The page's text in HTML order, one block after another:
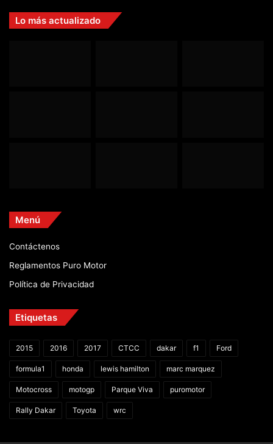
Lo más actualizado
Menú
Contáctenos
Reglamentos Puro Motor
Política de Privacidad
Etiquetas
2015 2016 2017 CTCC dakar f1 Ford
formula1 honda lewis hamilton marc marquez
Motocross motogp Parque Viva puromotor
Rally Dakar Toyota wrc